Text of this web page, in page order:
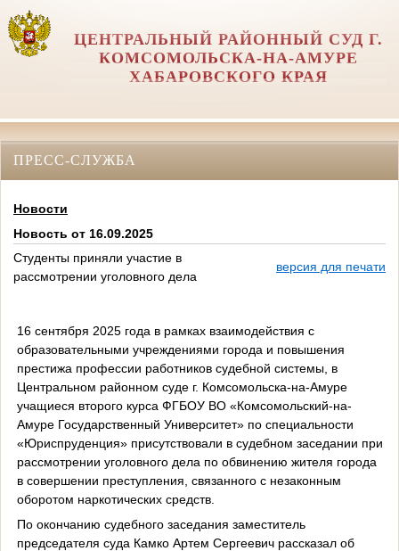
ЦЕНТРАЛЬНЫЙ РАЙОННЫЙ СУД Г.
КОМСОМОЛЬСКА-НА-АМУРЕ
ХАБАРОВСКОГО КРАЯ
ПРЕСС-СЛУЖБА
Новости
Новость от 16.09.2025
Студенты приняли участие в
рассмотрении уголовного дела
версия для печати
16 сентября 2025 года в рамках взаимодействия с
образовательными учреждениями города и повышения
престижа профессии работников судебной системы, в
Центральном районном суде г. Комсомольска-на-Амуре
учащиеся второго курса ФГБОУ ВО «Комсомольский-на-
Амуре Государственный Университет» по специальности
«Юриспруденция» присутствовали в судебном заседании при
рассмотрении уголовного дела по обвинению жителя города
в совершении преступления, связанного с незаконным
оборотом наркотических средств.
По окончанию судебного заседания заместитель
председателя суда Камко Артем Сергеевич рассказал об